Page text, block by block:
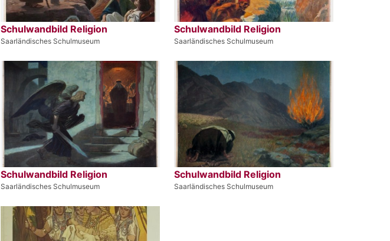
Schulwandbild Religion
Saarländisches Schulmuseum
Schulwandbild Religion
Saarländisches Schulmuseum
Schulwandbild Religion
Saarländisches Schulmuseum
Schulwandbild Religion
Saarländisches Schulmuseum